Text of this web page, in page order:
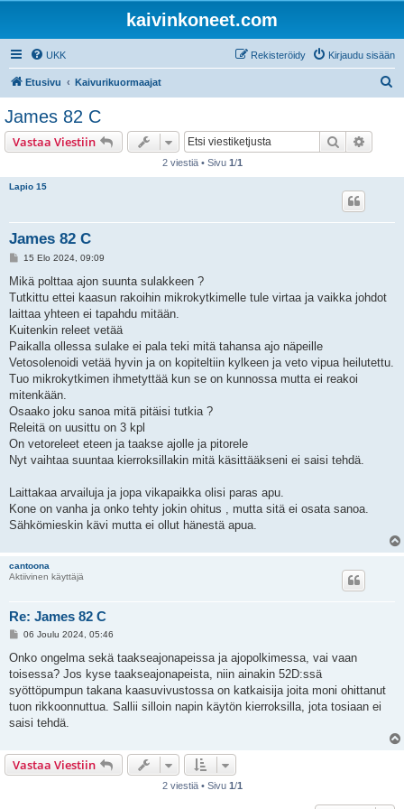
kaivinkoneet.com
UKK Kirjaudu sisään
Rekisteröidy
Etusivu Kaivurikuormaajat
James 82 C
Vastaa Viestiin Etsi
2 viestiä • Sivu 1/1
Lapio 15
James 82 C
V
e
t
i
15 Elo 2024, 09:09
Mikä polttaa ajon suunta sulakkeen ?
Tutkittu ettei kaasun rakoihin mikrokytkimelle tule virtaa ja vaikka johdot
laittaa yhteen ei tapahdu mitään.
Kuitenkin releet vetää
Paikalla ollessa sulake ei pala teki mitä tahansa ajo näpeille
Vetosolenoidi vetää hyvin ja on kopiteltiin kylkeen ja veto vipua heilutettu.
Tuo mikrokytkimen ihmetyttää kun se on kunnossa mutta ei reakoi
mitenkään.
Osaako joku sanoa mitä pitäisi tutkia ?
Releitä on uusittu on 3 kpl
On vetoreleet eteen ja taakse ajolle ja pitorele
Nyt vaihtaa suuntaa kierroksillakin mitä käsittääkseni ei saisi tehdä.
Laittakaa arvailuja ja jopa vikapaikka olisi paras apu.
Kone on vanha ja onko tehty jokin ohitus , mutta sitä ei osata sanoa.
Sähkömieskin kävi mutta ei ollut hänestä apua.
cantoona
Aktiivinen käyttäjä
Re: James 82 C
V
e
t
i
06 Joulu 2024, 05:46
Onko ongelma sekä taakseajonapeissa ja ajopolkimessa, vai vaan
toisessa? Jos kyse taakseajonapeista, niin ainakin 52D:ssä
syöttöpumpun takana kaasuvivustossa on katkaisija joita moni ohittanut
tuon rikkoonnuttua. Sallii silloin napin käytön kierroksilla, jota tosiaan ei
saisi tehdä.
Vastaa Viestiin
2 viestiä • Sivu 1/1